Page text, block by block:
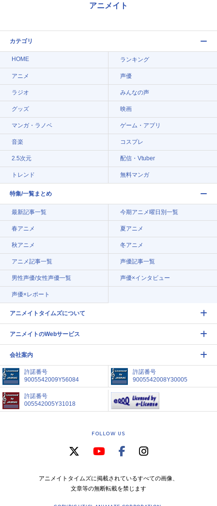
アニメイト
カテゴリ
HOME ランキング
アニメ 声優
ラジオ みんなの声
グッズ 映画
マンガ・ラノベ ゲーム・アプリ
音楽 コスプレ
2.5次元 配信・Vtuber
トレンド 無料マンガ
特集/一覧まとめ
最新記事一覧 今期アニメ曜日別一覧
春アニメ 夏アニメ
秋アニメ 冬アニメ
アニメ記事一覧 声優記事一覧
男性声優/女性声優一覧 声優×インタビュー
声優×レポート
アニメイトタイムズについて
アニメイトのWebサービス
会社案内
許諾番号
9005542009Y56084
許諾番号
9005542008Y30005
許諾番号
005542005Y31018
FOLLOW US
アニメイトタイムズに掲載されているすべての画像、
文章等の無断転載を禁じます